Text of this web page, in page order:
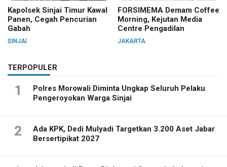
Kapolsek Sinjai Timur Kawal
Panen, Cegah Pencurian
Gabah
SINJAI
FORSIMEMA Demam Coffee
Morning, Kejutan Media
Centre Pengadilan
JAKARTA
TERPOPULER
1
Polres Morowali Diminta Ungkap Seluruh Pelaku
Pengeroyokan Warga Sinjai
2
Ada KPK, Dedi Mulyadi Targetkan 3.200 Aset Jabar
Bersertipikat 2027